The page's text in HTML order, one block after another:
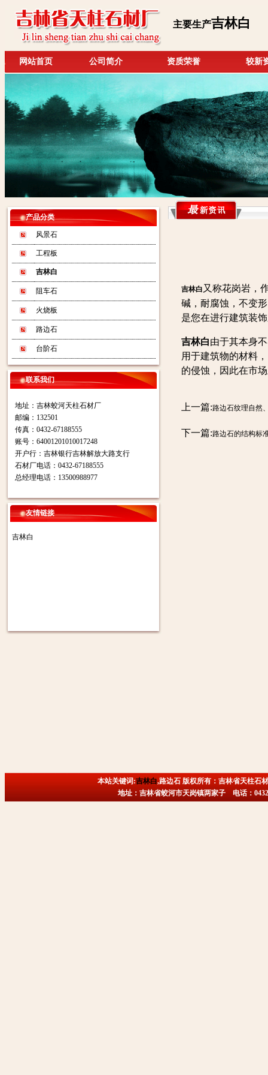
主要生产吉林白
网站首页 公司简介 资质荣誉 较新
产品分类
风景石
工程板
吉林白
阻车石
火烧板
路边石
台阶石
联系我们
地址：吉林蛟河天柱石材厂
邮编：132501
传真：0432-67188555
账号：64001201010017248
开户行：吉林银行吉林解放大路支行
石材厂电话：0432-67188555
总经理电话：13500988977
友情链接
吉林白
吉林白 又称花岗岩，
碱，耐腐蚀，不变
是您在进行建筑装
吉林白由于其本身
用于建筑物的材料
的侵蚀，因此在市
上一篇:路边石纹理自然
下一篇:路边石的结构标
本站关键词:吉林白,路边石 版权所有：吉林省天柱石
地址：吉林省蛟河市天岗镇两家子 电话：